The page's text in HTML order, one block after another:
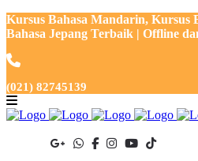
Kursus Bahasa Mandarin, Kursus
Bahasa Jepang Terbaik | Offline
(021) 82745139